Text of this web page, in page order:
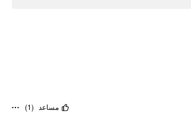
مساعد (
1
)